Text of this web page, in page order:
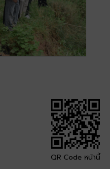
QR Code หน้านี้